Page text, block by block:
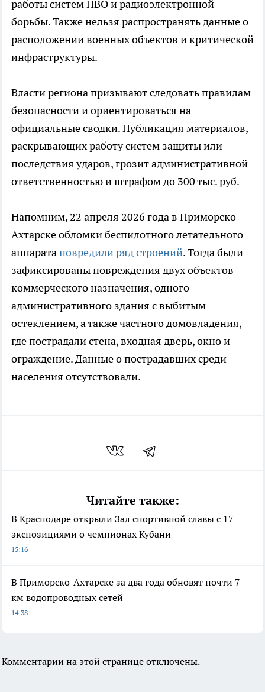
работы систем ПВО и радиоэлектронной
борьбы. Также нельзя распространять данные о
расположении военных объектов и критической
инфраструктуры.
Власти региона призывают следовать правилам
безопасности и ориентироваться на
официальные сводки. Публикация материалов,
раскрывающих работу систем защиты или
последствия ударов, грозит административной
ответственностью и штрафом до 300 тыс. руб.
Напомним, 22 апреля 2026 года в Приморско-
Ахтарске обломки беспилотного летательного
аппаратаповредили ряд строений. Тогда были
зафиксированы повреждения двух объектов
коммерческого назначения, одного
административного здания с выбитым
остеклением, а также частного домовладения,
где пострадали стена, входная дверь, окно и
ограждение. Данные о пострадавших среди
населения отсутствовали.
Читайте также:
В Краснодаре открыли Зал спортивной славы с 17
экспозициями о чемпионах Кубани
15:16
В Приморско-Ахтарске за два года обновят почти 7
км водопроводных сетей
14:38
Комментарии на этой странице отключены.